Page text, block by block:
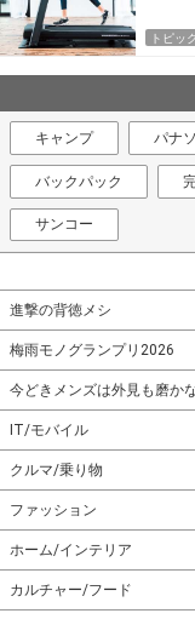
トピッ
キャンプ パナ
バックパック
サンコー
進撃の背徳メシ
梅雨モノグランプリ2026
今どきメンズは外見も磨か
IT/モバイル
クルマ/乗り物
ファッション
ホーム/インテリア
カルチャー/フード